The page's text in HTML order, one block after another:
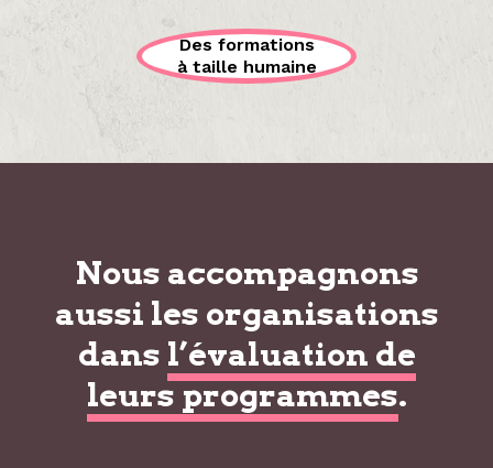
Des formations
à taille humaine
Nous accompagnons
aussi les organisations
dans l’évaluation de
leurs programmes.